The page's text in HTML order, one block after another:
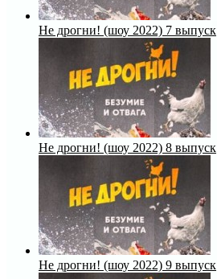
Не дрогни! (шоу 2022) 7 выпуск
Не дрогни! (шоу 2022) 8 выпуск
Не дрогни! (шоу 2022) 9 выпуск